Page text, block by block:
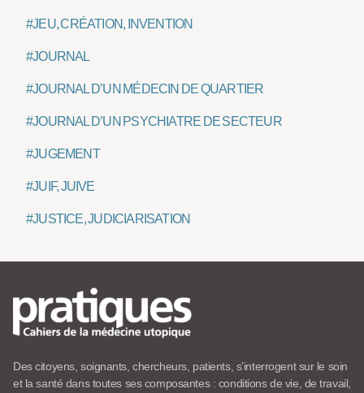
#JEU, CRÉATION, INVENTION
#JOURNAL
#JOURNAL D’UN MÉDECIN DE QUARTIER
#JOURNAL D’UN PSYCHIATRE DE SECTEUR
#JUGEMENT
#JUIF, JUIVE
#JUSTICE, JUDICIARISATION
Des citoyens, soignants, chercheurs, patients, s’interrogent sur le soin
et la santé dans toutes ses composantes : conditions de vie, de travail,